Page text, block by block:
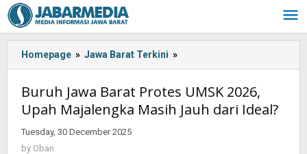
Skip
to
content
Homepage » Jawa Barat Terkini »
Jawa
Protes
UMSK
Buruh Jawa Barat Protes UMSK 2026,
Upah Majalengka Masih Jauh dari Ideal?
Tuesday, 30 December 2025
by Oban